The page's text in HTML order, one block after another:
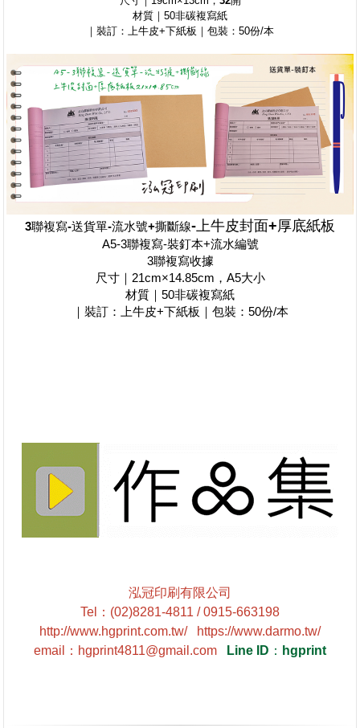
材質｜50非碳複寫紙
｜裝訂：上牛皮+下紙板｜包裝：50份/本
3聯複寫-送貨單-流水號+撕斷線-上牛皮封面+厚底紙板
A5-3聯複寫-裝釘本+流水編號
3聯複寫收據
尺寸｜21cm×14.85cm，A5大小
材質｜50非碳複寫紙
｜裝訂：上牛皮+下紙板｜包裝：50份/本
泓冠印刷有限公司
Tel
： (02)8281-4811 / 0915-663198
http://www.hgprint.com.tw/
https://www.darmo.tw/
email
： hgprint4811@gmail.com Line ID ： hgprint